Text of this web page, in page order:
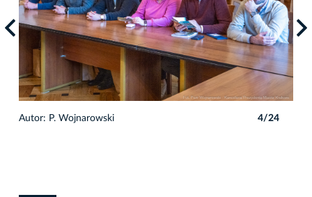
Autor: P. Wojnarowski 4/24